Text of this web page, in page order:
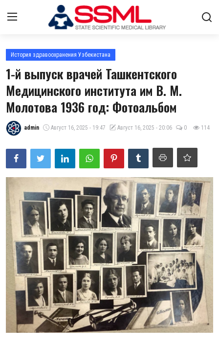
Авторизоваться регистр
Главная
Архив журналов Узбекистана
О нас
Контакты
Стратегический план развития
Лента
ГНМБ
Цифровые коллекции
История здравоохранения Узбекистана
Периодические издания
Фотогалерея
Медики Узбекистана
История здравоохранения Узбекистана
1-й выпуск врачей Ташкентского
Медицинского института им В. М.
Молотова 1936 год: Фотоальбом
admin Август 16, 2025 - 19:47 Август 16, 2025 - 20:06 0 114